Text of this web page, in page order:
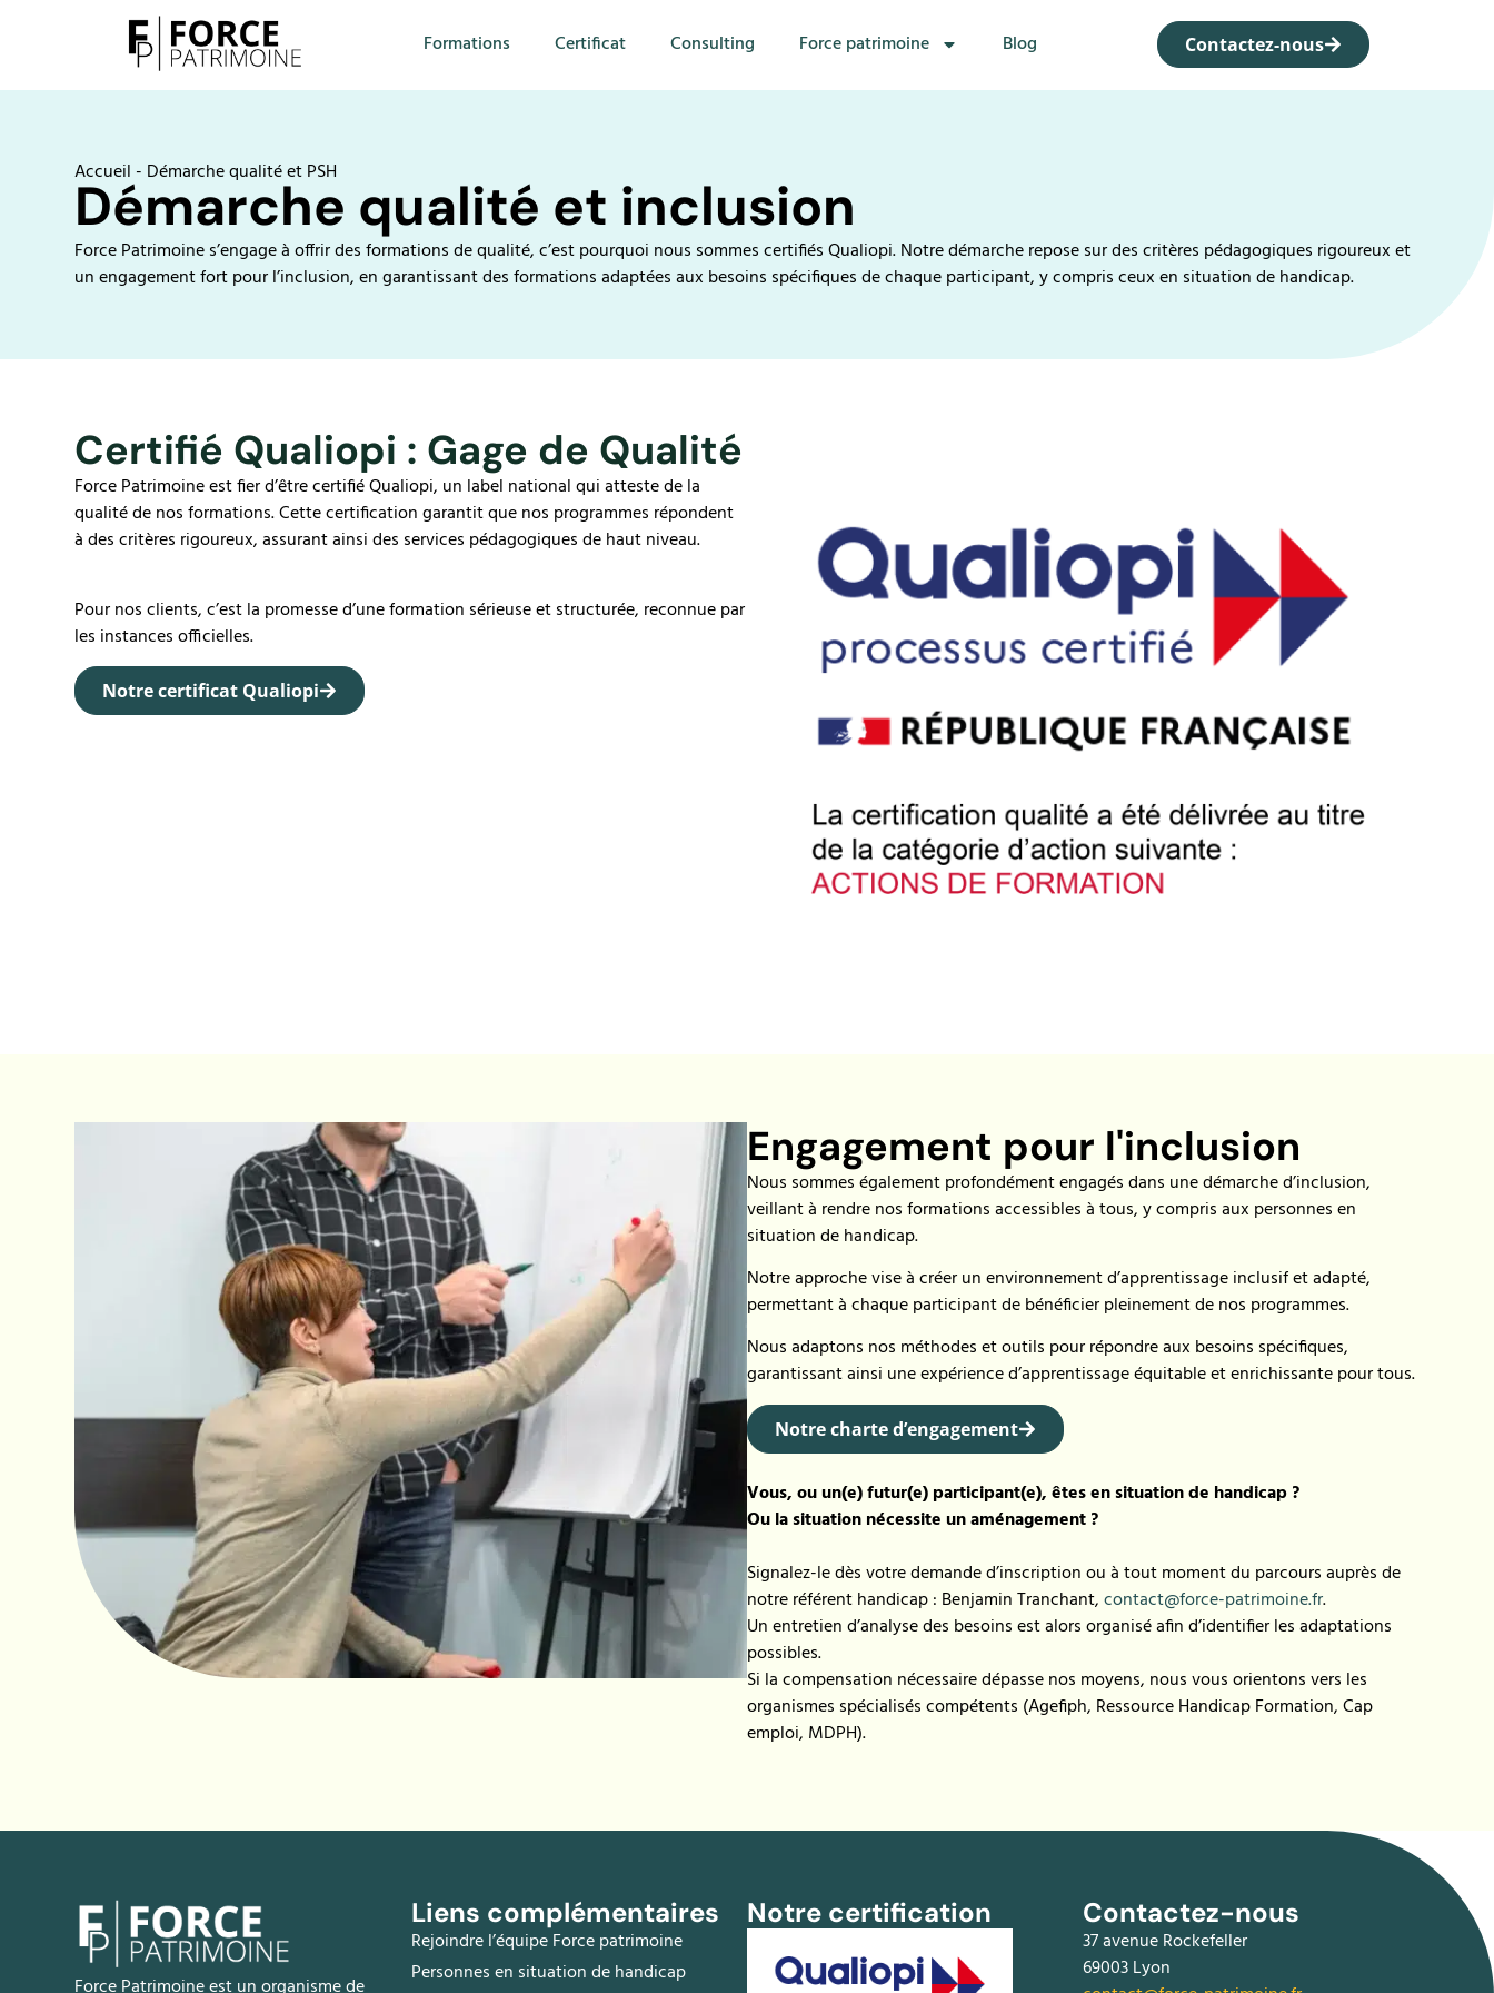
Formations Certificat Consulting Force patrimoine Blog Contactez-nous
Accueil - Démarche qualité et PSH
Démarche qualité et inclusion
Force Patrimoine s’engage à offrir des formations de qualité, c’est pourquoi nous sommes certifiés Qualiopi. Notre démarche repose sur des critères pédagogiques rigoureux et
un engagement fort pour l’inclusion, en garantissant des formations adaptées aux besoins spécifiques de chaque participant, y compris ceux en situation de handicap.
Certifié Qualiopi : Gage de Qualité
Force Patrimoine est fier d’être certifié Qualiopi, un label national qui atteste de la
qualité de nos formations. Cette certification garantit que nos programmes répondent
à des critères rigoureux, assurant ainsi des services pédagogiques de haut niveau.
Pour nos clients, c’est la promesse d’une formation sérieuse et structurée, reconnue par
les instances officielles.
Notre certificat Qualiopi
Engagement pour l'inclusion
Nous sommes également profondément engagés dans une démarche d’inclusion,
veillant à rendre nos formations accessibles à tous, y compris aux personnes en
situation de handicap.
Notre approche vise à créer un environnement d’apprentissage inclusif et adapté,
permettant à chaque participant de bénéficier pleinement de nos programmes.
Nous adaptons nos méthodes et outils pour répondre aux besoins spécifiques,
garantissant ainsi une expérience d’apprentissage équitable et enrichissante pour tous.
Notre charte d’engagement
Vous, ou un(e) futur(e) participant(e), êtes en situation de handicap ?
Ou la situation nécessite un aménagement ?
Signalez-le dès votre demande d’inscription ou à tout moment du parcours auprès de
notre référent handicap : Benjamin Tranchant,contact@force-patrimoine.fr.
Un entretien d’analyse des besoins est alors organisé afin d’identifier les adaptations
possibles.
Si la compensation nécessaire dépasse nos moyens, nous vous orientons vers les
organismes spécialisés compétents (Agefiph, Ressource Handicap Formation, Cap
emploi, MDPH).
Force Patrimoine est un organisme de
Liens complémentaires
Rejoindre l’équipe Force patrimoine
Personnes en situation de handicap
Notre certification Contactez-nous
37 avenue Rockefeller
69003 Lyon